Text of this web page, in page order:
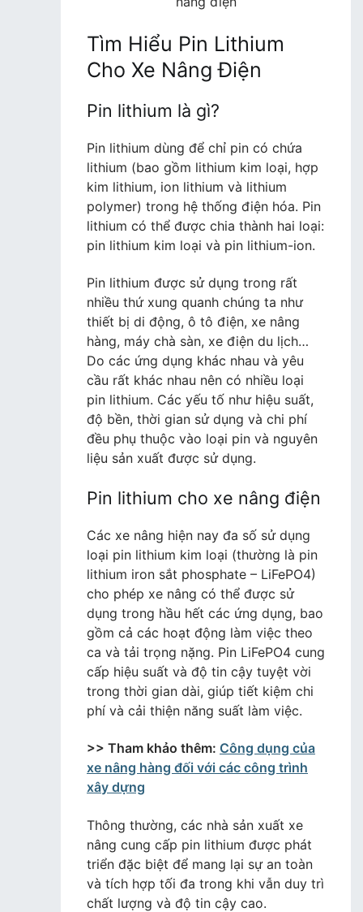
Tìm Hiểu Pin Lithium
Cho Xe Nâng Điện
Pin lithium là gì?
Pin lithium dùng để chỉ pin có chứa
lithium (bao gồm lithium kim loại, hợp
kim lithium, ion lithium và lithium
polymer) trong hệ thống điện hóa. Pin
lithium có thể được chia thành hai loại:
pin lithium kim loại và pin lithium-ion.
Pin lithium được sử dụng trong rất
nhiều thứ xung quanh chúng ta như
thiết bị di động, ô tô điện, xe nâng
hàng, máy chà sàn, xe điện du lịch…
Do các ứng dụng khác nhau và yêu
cầu rất khác nhau nên có nhiều loại
pin lithium. Các yếu tố như hiệu suất,
độ bền, thời gian sử dụng và chi phí
đều phụ thuộc vào loại pin và nguyên
liệu sản xuất được sử dụng.
Pin lithium cho xe nâng điện
Các xe nâng hiện nay đa số sử dụng
loại pin lithium kim loại (thường là pin
lithium iron sắt phosphate – LiFePO4)
cho phép xe nâng có thể được sử
dụng trong hầu hết các ứng dụng, bao
gồm cả các hoạt động làm việc theo
ca và tải trọng nặng. Pin LiFePO4 cung
cấp hiệu suất và độ tin cậy tuyệt vời
trong thời gian dài, giúp tiết kiệm chi
phí và cải thiện năng suất làm việc.
>> Tham khảo thêm: Công dụng của
xe nâng hàng đối với các công trình
xây dựng
Thông thường, các nhà sản xuất xe
nâng cung cấp pin lithium được phát
triển đặc biệt để mang lại sự an toàn
và tích hợp tối đa trong khi vẫn duy trì
chất lượng và độ tin cậy cao.